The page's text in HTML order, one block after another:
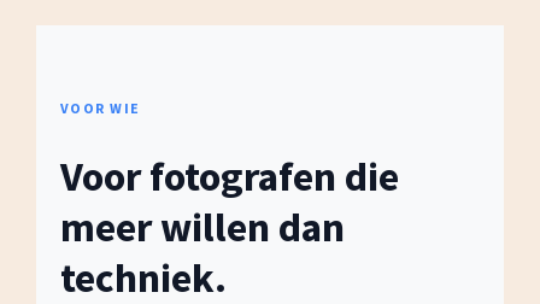
VOOR WIE
Voor fotografen die
meer willen dan
techniek.